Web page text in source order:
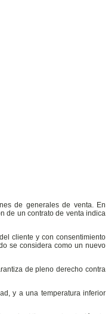
de generales de venta. En
de un contrato de venta indica
cliente y con consentimiento
se considera como un nuevo
de pleno derecho contra
y a una temperatura inferior